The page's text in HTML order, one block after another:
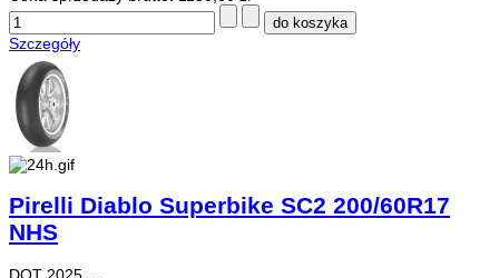
Szczegóły
Pirelli Diablo Superbike SC2 200/60R17
NHS
DOT 2025 ...